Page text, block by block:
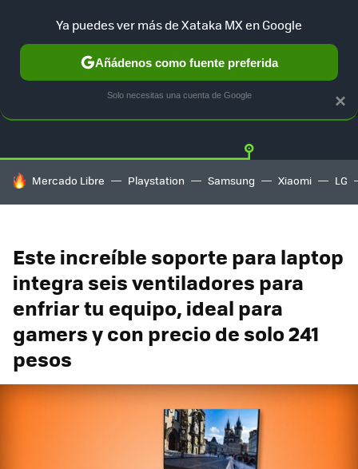
GUÍA DE COMPRAS MERCADO LIBRE
HOY SE HABLA DE
Mercado Libre Playstation Samsung Xiaomi LG
Este increíble soporte para laptop
integra seis ventiladores para
enfriar tu equipo, ideal para
gamers y con precio de solo 241
pesos
×
Ya puedes ver más de Xataka MX en Google
Añádenos como fuente preferida
Solo necesitas una cuenta de Google